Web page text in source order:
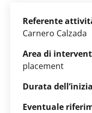
Referente
Carnero Calzada
Area di
placement
Durata
Eventuale